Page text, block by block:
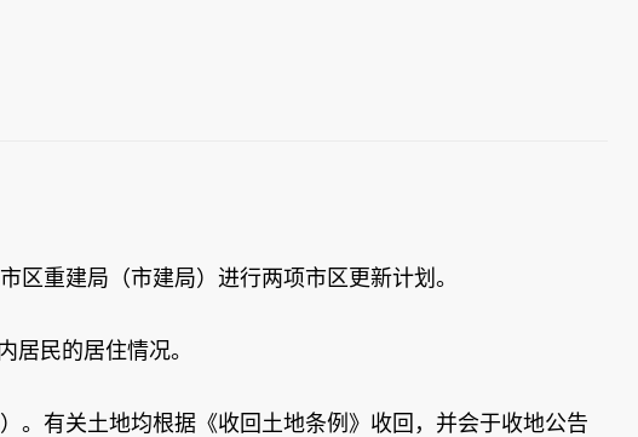
重建局（市建局）进行两项市区更新计划。
民的居住情况。
。有关土地均根据《收回土地条例》收回，并会于收地公告